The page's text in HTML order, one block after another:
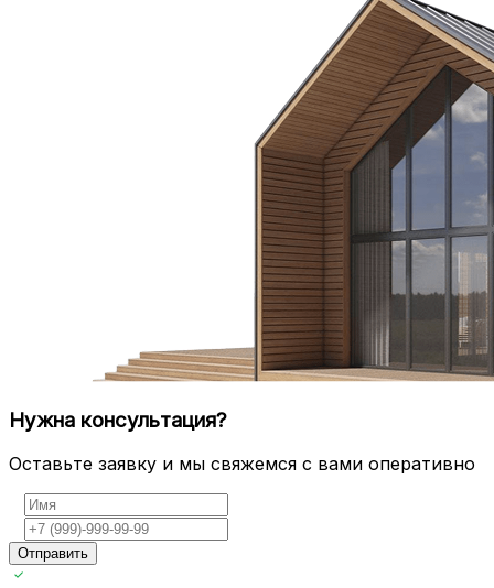
Нужна консультация?
Оставьте заявку и мы свяжемся с вами оперативно
Отправить